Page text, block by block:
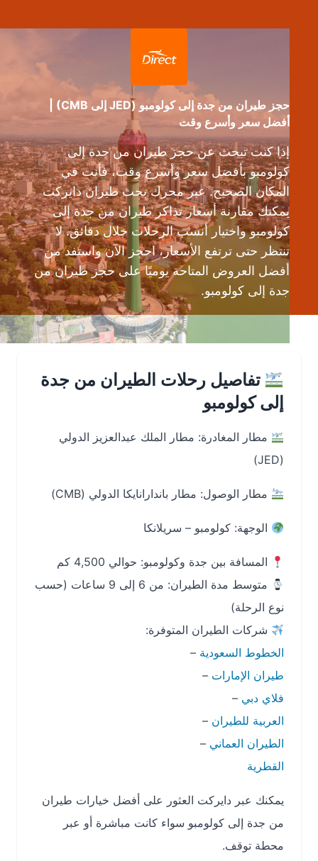
حجز طيران من جدة إلى كولومبو (JED إلى CMB) |
أفضل سعر وأسرع وقت
إذا كنت تبحث عن حجز طيران من جدة إلى
كولومبو بأفضل سعر وأسرع وقت، فأنت في
المكان الصحيح. عبر محرك بحث طيران دايركت
يمكنك مقارنة أسعار تذاكر طيران من جدة إلى
كولومبو واختيار أنسب الرحلات خلال دقائق. لا
تنتظر حتى ترتفع الأسعار، احجز الآن واستفد من
أفضل العروض المتاحة يوميًا على حجز طيران من
جدة إلى كولومبو.
تفاصيل رحلات الطيران من جدة
إلى كولومبو
مطار المغادرة: مطار الملك عبدالعزيز الدولي
مطار الوصول: مطار باندارانايكا الدولي (CMB)
الوجهة: كولومبو – سريلانكا
المسافة بين جدة وكولومبو: حوالي 4,500 كم
متوسط مدة الطيران: من 6 إلى 9 ساعات (حسب
نوع الرحلة)
شركات الطيران المتوفرة:
الخطوط السعودية–
طيران الإمارات–
فلاي دبي–
العربية للطيران–
الطيران العماني–
القطرية
يمكنك عبر دايركت العثور على أفضل خيارات طيران
من جدة إلى كولومبو سواء كانت مباشرة أو عبر
محطة توقف.